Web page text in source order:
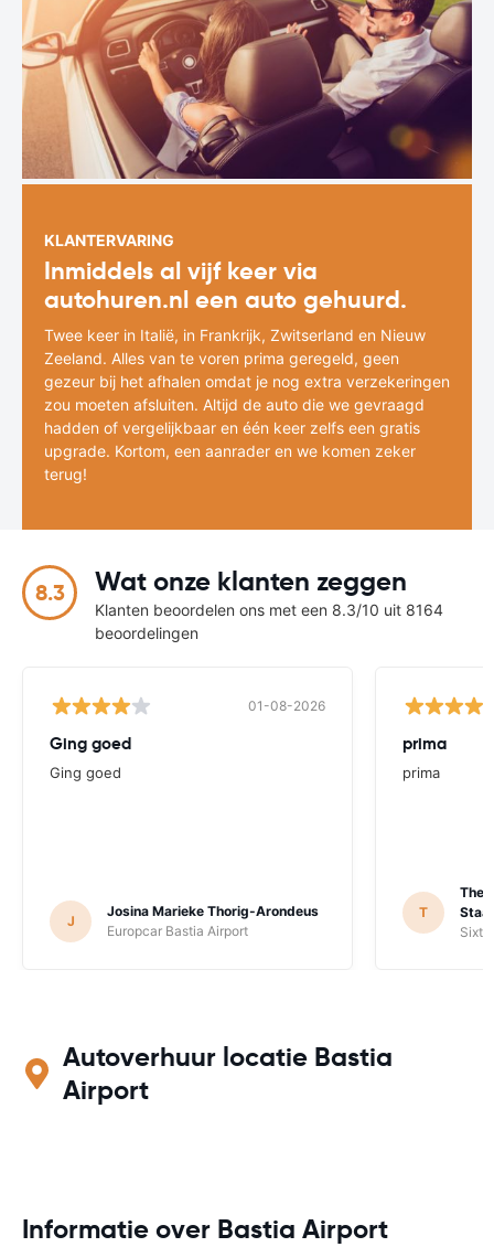
KLANTERVARING
Inmiddels al vijf keer via
autohuren.nl een auto gehuurd.
Twee keer in Italië, in Frankrijk, Zwitserland en Nieuw
Zeeland. Alles van te voren prima geregeld, geen
gezeur bij het afhalen omdat je nog extra verzekeringen
zou moeten afsluiten. Altijd de auto die we gevraagd
hadden of vergelijkbaar en één keer zelfs een gratis
upgrade. Kortom, een aanrader en we komen zeker
terug!
8.3 Wat onze klanten zeggen
Klanten beoordelen ons met een 8.3/10 uit 8164
beoordelingen
01-08-2026
Ging goed
Ging goed
J
Josina Marieke Thorig-Arondeus
Europcar Bastia Airport
prima
prima
T
Staal
Sixt
Autoverhuur locatie Bastia
Airport
Informatie over Bastia Airport